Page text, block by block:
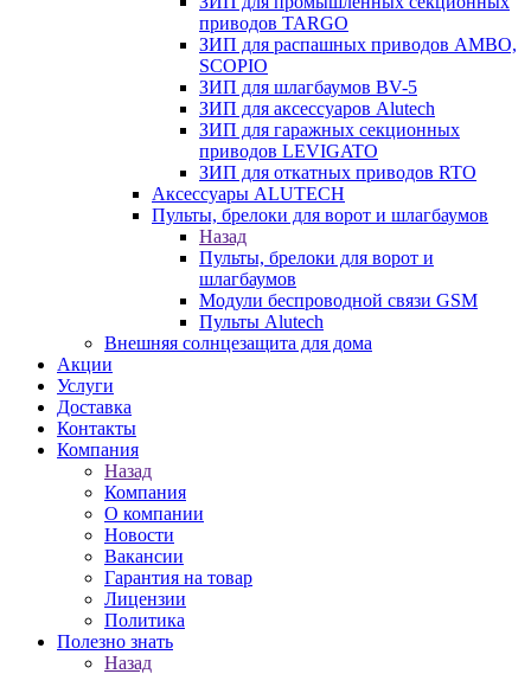
приводов TARGO
ЗИП для распашных приводов AMBO,
SCOPIO
ЗИП для шлагбаумов BV-5
ЗИП для аксессуаров Alutech
ЗИП для гаражных секционных
приводов LEVIGATO
ЗИП для откатных приводов RTO
Аксессуары ALUTECH
Пульты, брелоки для ворот и шлагбаумов
Назад
Пульты, брелоки для ворот и
шлагбаумов
Модули беспроводной связи GSM
Пульты Alutech
Внешняя солнцезащита для дома
Акции
Услуги
Доставка
Контакты
Компания
Назад
Компания
О компании
Новости
Вакансии
Гарантия на товар
Лицензии
Политика
Полезно знать
Назад